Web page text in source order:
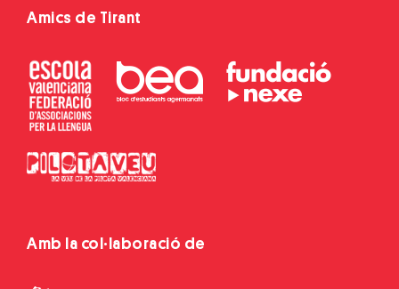
Amics de Tirant
Amb la col·laboració de